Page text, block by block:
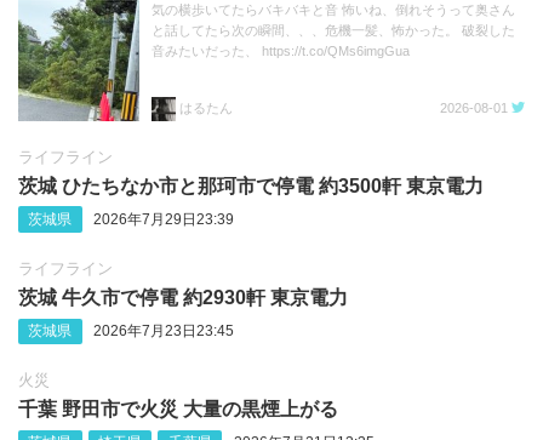
気の横歩いてたらバキバキと音 怖いね、倒れそうって奥さん
と話してたら次の瞬間、、、危機一髪、怖かった。 破裂した
音みたいだった、 https://t.co/QMs6imgGua
はるたん 2026-08-01
ライフライン
茨城 ひたちなか市と那珂市で停電 約3500軒 東京電力
茨城県 2026年7月29日23:39
ライフライン
茨城 牛久市で停電 約2930軒 東京電力
茨城県 2026年7月23日23:45
火災
千葉 野田市で火災 大量の黒煙上がる